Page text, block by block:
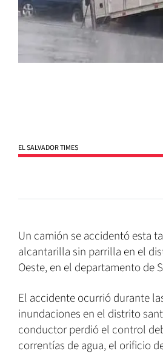
EL SALVADOR TIMES
Un camión se accidentó esta
alcantarilla sin parrilla en el
Oeste, en el departamento de
El accidente ocurrió durante
inundaciones en el distrito
conductor perdió el control
correntías de agua, el orificio